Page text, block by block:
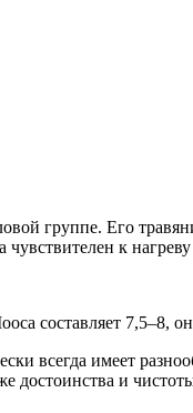
группе. Его
к
составляет 7,5–8,
всегда имеет
достоинства и